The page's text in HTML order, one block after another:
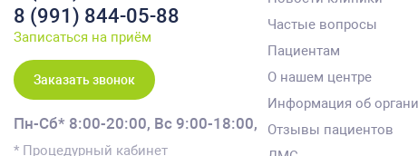
8 (991) 844-05-88
Записаться на приём
Заказать звонок
Пн-Сб* 8:00-20:00, Вс 9:00-18:00,
* Процедурный кабинет
Частые вопросы
Пациентам
О нашем центре
Информация об
Отзывы пациентов